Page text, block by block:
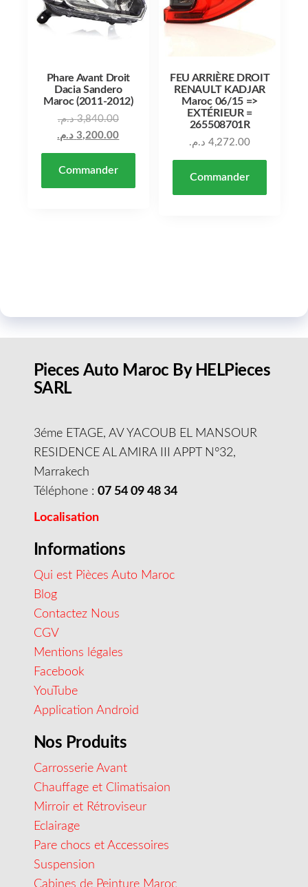
Phare Avant Droit
Dacia Sandero
Maroc (2011-2012)
3,840.00 د.م.
3,200.00 د.م.
Commander
FEU ARRIÈRE DROIT
RENAULT KADJAR
Maroc 06/15 =>
EXTÉRIEUR =
265508701R
4,272.00 د.م.
Commander
Pieces Auto Maroc By HELPieces
SARL
3éme ETAGE, AV YACOUB EL MANSOUR
RESIDENCE AL AMIRA III APPT N°32,
Marrakech
Téléphone : 07 54 09 48 34
Localisation
Informations
Qui est Pièces Auto Maroc
Blog
Contactez Nous
CGV
Mentions légales
Facebook
YouTube
Application Android
Nos Produits
Carrosserie Avant
Chauffage et Climatisaion
Mirroir et Rétroviseur
Eclairage
Pare chocs et Accessoires
Suspension
Cabines de Peinture Maroc